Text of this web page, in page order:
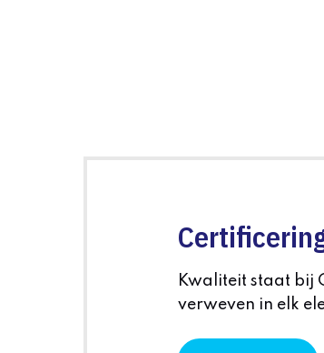
Kwaliteit staat bij
verweven in elk